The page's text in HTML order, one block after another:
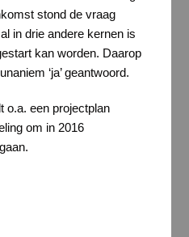
stond de vraag
in drie andere kernen is
kan worden. Daarop
‘ja’ geantwoord.
o.a. een projectplan
om in 2016